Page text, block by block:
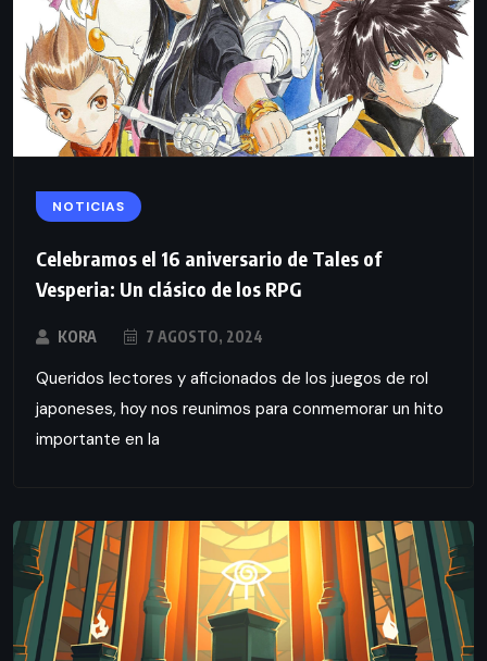
NOTICIAS
Celebramos el 16 aniversario de Tales of
Vesperia: Un clásico de los RPG
KORA 7 AGOSTO, 2024
Queridos lectores y aficionados de los juegos de rol
japoneses, hoy nos reunimos para conmemorar un hito
importante en la